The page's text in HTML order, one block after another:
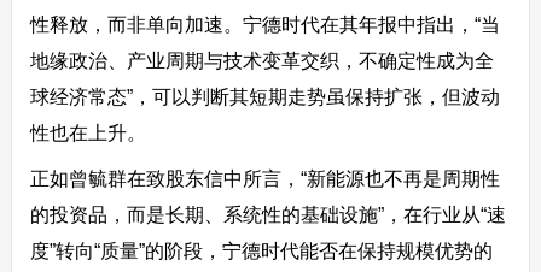
性释放，而非单向加速。宁德时代在其年报中指出，“当
地缘政治、产业周期与技术变革交织，不确定性成为全
球经济常态”，可以判断其短期走势虽保持扩张，但波动
性也在上升。
正如曾毓群在致股东信中所言，“新能源也不再是周期性
的投资品，而是长期、系统性的基础设施”，在行业从“速
度”转向“质量”的阶段，宁德时代能否在保持规模优势的